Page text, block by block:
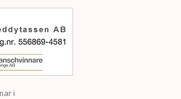
i